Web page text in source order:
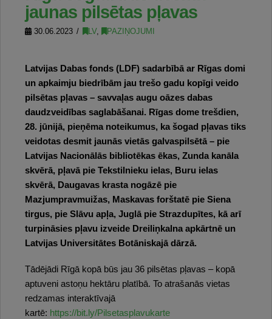
jaunas pilsētas pļavas
30.06.2023 LV, PAZIŅOJUMI
Latvijas Dabas fonds (LDF) sadarbībā ar Rīgas domi
un apkaimju biedrībām jau trešo gadu kopīgi veido
pilsētas pļavas – savvaļas augu oāzes dabas
daudzveidības saglabāšanai. Rīgas dome trešdien,
28. jūnijā, pieņēma noteikumus, ka šogad pļavas tiks
veidotas desmit jaunās vietās galvaspilsētā – pie
Latvijas Nacionālās bibliotēkas ēkas, Zunda kanāla
skvērā, pļavā pie Tekstilnieku ielas, Buru ielas
skvērā, Daugavas krasta nogāzē pie
Mazjumpravmuižas, Maskavas forštatē pie Siena
tirgus, pie Slāvu apļa, Juglā pie Strazdupītes, kā arī
turpināsies pļavu izveide Dreiliņkalna apkārtnē un
Latvijas Universitātes Botāniskajā dārzā.
Tādējādi Rīgā kopā būs jau 36 pilsētas pļavas – kopā
aptuveni astoņu hektāru platībā. To atrašanās vietas
redzamas interaktīvajā
kartē: https://bit.ly/Pilsetasplavukarte